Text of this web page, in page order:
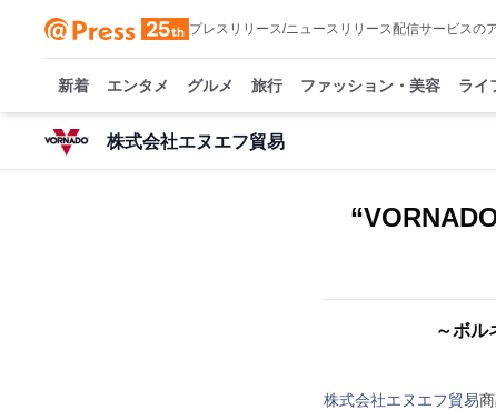
プレスリリース/ニュースリリース配信サービスの
新着 エンタメ グルメ 旅行 ファッション・美容 ライ
株式会社エヌエフ貿易
～ボル
株式会社エヌエフ貿易